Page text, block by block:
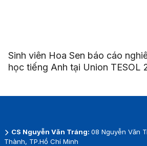
Sinh viên Hoa Sen báo cáo
học tiếng Anh tại Union TESOL
CS Nguyễn Văn Tráng: 08 Nguyễn Văn
Thành, TP.Hồ Chí Minh